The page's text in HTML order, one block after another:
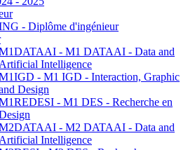
- Diplôme d'ingénieur
- M1 DATAAI - Data and
Artificial Intelligence
- M1 IGD - Interaction, Graphic
Design
- M1 DES - Recherche en
- M2 DATAAI - Data and
Artificial Intelligence